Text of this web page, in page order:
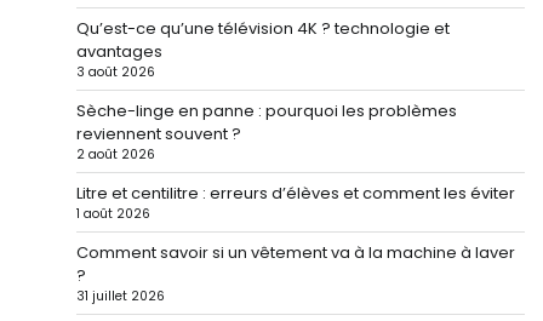
Qu’est-ce qu’une télévision 4K ? technologie et
avantages
3 août 2026
Sèche-linge en panne : pourquoi les problèmes
reviennent souvent ?
2 août 2026
Litre et centilitre : erreurs d’élèves et comment les éviter
1 août 2026
Comment savoir si un vêtement va à la machine à laver
?
31 juillet 2026